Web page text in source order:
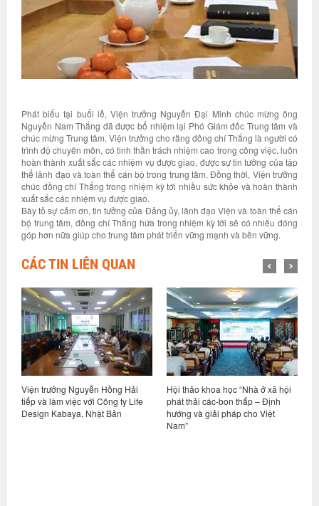
Phát biểu tại buổi lễ, Viện trưởng Nguyễn Đại Minh chúc mừng ông
Nguyễn Nam Thắng đã được bổ nhiệm lại Phó Giám đốc Trung tâm và
chúc mừng Trung tâm. Viện trưởng cho rằng đồng chí Thắng là người có
trình độ chuyên môn, có tinh thần trách nhiệm cao trong công việc, luôn
hoàn thành xuất sắc các nhiệm vụ được giao, được sự tin tưởng của tập
thể lãnh đạo và toàn thể cán bộ trong trung tâm. Đồng thời, Viện trưởng
chúc đồng chí Thắng trong nhiệm kỳ tới nhiều sức khỏe và hoàn thành
xuất sắc các nhiệm vụ được giao.
Bày tỏ sự cảm ơn, tin tưởng của Đảng ủy, lãnh đạo Viện và toàn thể cán
bộ trung tâm, đồng chí Thắng hứa trong nhiệm kỳ tới sẽ có nhiều đóng
góp hơn nữa giúp cho trung tâm phát triển vững mạnh và bền vững.
CÁC TIN LIÊN QUAN
Viện trưởng Nguyễn Hồng Hải
tiếp và làm việc với Công ty Life
Design Kabaya, Nhật Bản
Hội thảo khoa học “Nhà ở xã hội
phát thải các-bon thấp – Định
hướng và giải pháp cho Việt
Nam”